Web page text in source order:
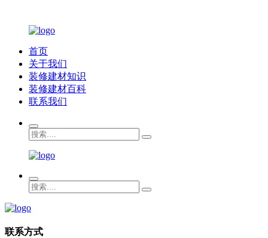
首页
关于我们
装修建材知识
装修建材百科
联系我们
联系方式